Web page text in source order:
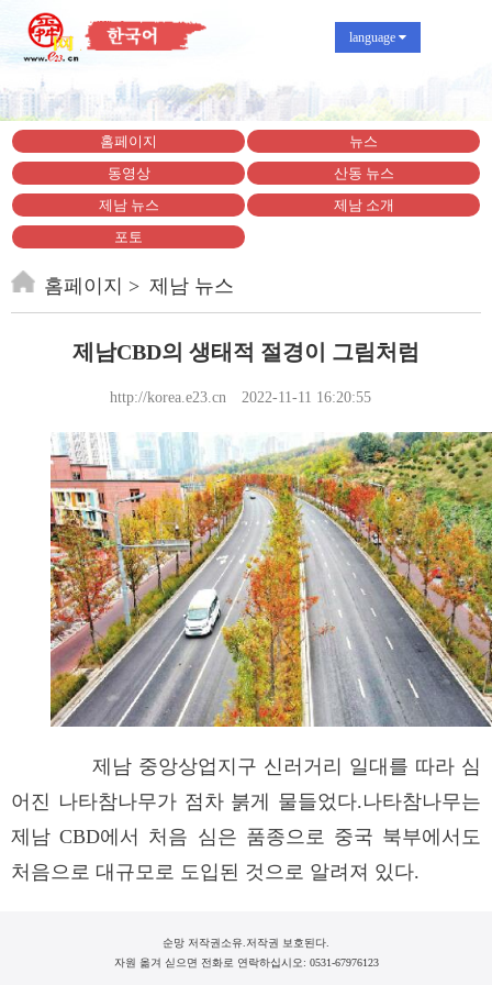
language
홈페이지
뉴스
동영상
산동 뉴스
제남 뉴스
제남 소개
포토
홈페이지 제남 뉴스
제남CBD의 생태적 절경이 그림처럼
http://korea.e23.cn 2022-11-11 16:20:55
제남 중앙상업지구 신러거리 일대를 따라 심
어진 나타참나무가 점차 붉게 물들었다.나타참나무는
제남 CBD에서 처음 심은 품종으로 중국 북부에서도
처음으로 대규모로 도입된 것으로 알려져 있다.
순망 저작권소유.저작권 보호된다.
자원 옮겨 싣으면 전화로 연락하십시오: 0531-67976123